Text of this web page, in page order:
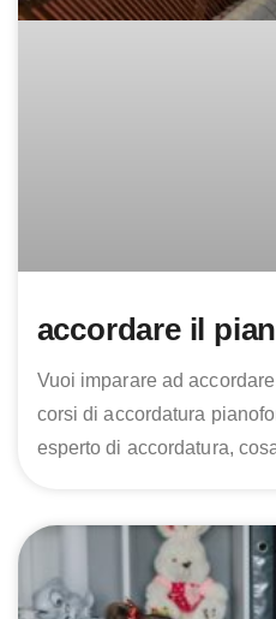
accordare il
Vuoi imparare ad
corsi di accordatura
esperto di accordatura,